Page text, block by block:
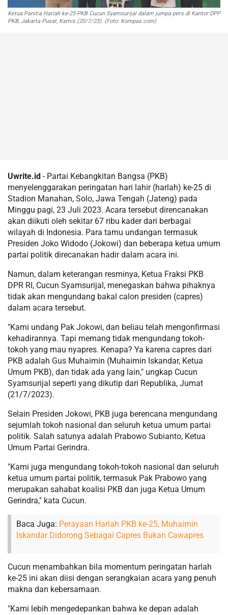
Ketua Panitia Harlah ke-25 PKB Cucun Syamsurijal dalam jumpa pers di Kantor DPP
PKB, Jakarta Pusat, Kamis (20/7/23). (Foto: Kompas.com)
Uwrite.id - Partai Kebangkitan Bangsa (PKB)
menyelenggarakan peringatan hari lahir (harlah) ke-25 di
Stadion Manahan, Solo, Jawa Tengah (Jateng) pada
Minggu pagi, 23 Juli 2023. Acara tersebut direncanakan
akan diikuti oleh sekitar 67 ribu kader dari berbagai
wilayah di Indonesia. Para tamu undangan termasuk
Presiden Joko Widodo (Jokowi) dan beberapa ketua umum
partai politik direcanakan hadir dalam acara ini.
Namun, dalam keterangan resminya, Ketua Fraksi PKB
DPR RI, Cucun Syamsurijal, menegaskan bahwa pihaknya
tidak akan mengundang bakal calon presiden (capres)
dalam acara tersebut.
"Kami undang Pak Jokowi, dan beliau telah mengonfirmasi
kehadirannya. Tapi memang tidak mengundang tokoh-
tokoh yang mau nyapres. Kenapa? Ya karena capres dari
PKB adalah Gus Muhaimin (Muhaimin Iskandar, Ketua
Umum PKB), dan tidak ada yang lain," ungkap Cucun
Syamsurijal seperti yang dikutip dari Republika, Jumat
(21/7/2023).
Selain Presiden Jokowi, PKB juga berencana mengundang
sejumlah tokoh nasional dan seluruh ketua umum partai
politik. Salah satunya adalah Prabowo Subianto, Ketua
Umum Partai Gerindra.
"Kami juga mengundang tokoh-tokoh nasional dan seluruh
ketua umum partai politik, termasuk Pak Prabowo yang
merupakan sahabat koalisi PKB dan juga Ketua Umum
Gerindra," kata Cucun.
Baca Juga: Perayaan Harlah PKB ke-25, Muhaimin
Iskandar Didorong Sebagai Capres Bukan Cawapres
Cucun menambahkan bila momentum peringatan harlah
ke-25 ini akan diisi dengan serangkaian acara yang penuh
makna dan kebersamaan.
"Kami lebih mengedepankan bahwa ke depan adalah